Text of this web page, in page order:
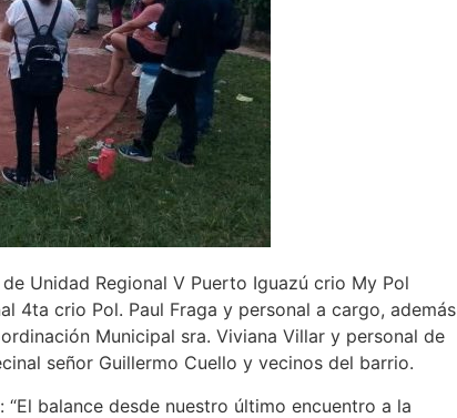
Unidad Regional V Puerto Iguazú crio My Pol
4ta crio Pol. Paul Fraga y personal a cargo, además
Municipal sra. Viviana Villar y personal de
señor Guillermo Cuello y vecinos del barrio.
balance desde nuestro último encuentro a la